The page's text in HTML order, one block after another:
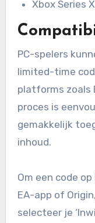
Xbox Series
PC-spelers
limited-time
platforms zoals
proces is
gemakkelijk
inhoud.
Om een code
EA-app of
selecteer je